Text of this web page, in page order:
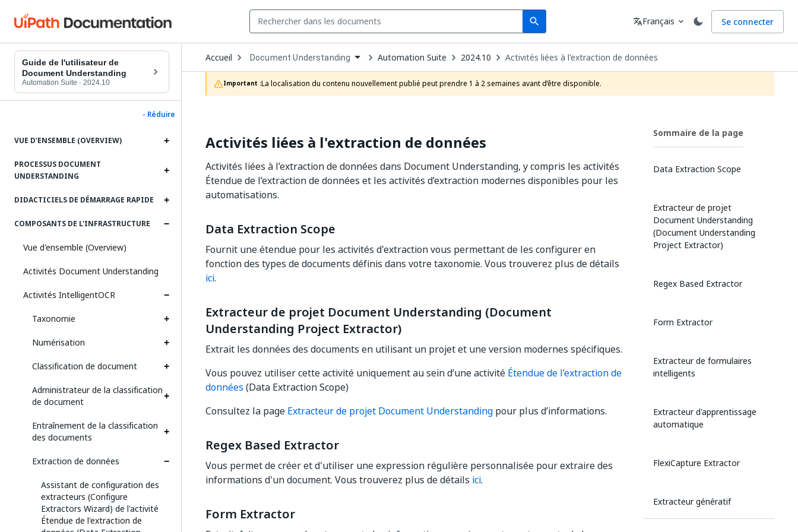
search
Search Langue
translateFrançais expand_more Se connecter
Guide de l'utilisateur de
Document Understanding
Automation Suite · 2024.10
- Réduire
VUE D'ENSEMBLE (OVERVIEW)
PROCESSUS DOCUMENT
UNDERSTANDING
DIDACTICIELS DE DÉMARRAGE RAPIDE
COMPOSANTS DE L'INFRASTRUCTURE
Vue d'ensemble (Overview)
Activités Document Understanding
Activités IntelligentOCR
Taxonomie
Numérisation
Classification de document
Administrateur de la classification
de document
Entraînement de la classification
des documents
Extraction de données
Assistant de configuration des
extracteurs (Configure
Extractors Wizard) de l'activité
Étendue de l'extraction de
Accueil Open
Dropdown
to
choose
product
Document Understanding Automation Suite 2024.10 Activités liées à l'extraction de données
Important :La localisation du contenu nouvellement publié peut prendre 1 à 2 semaines avant d’être disponible.
Activités liées à l'extraction de données
Activités liées à l’extraction de données dans Document Understanding, y compris les activités
Étendue de l’extraction de données et les activités d’extraction modernes disponibles pour les
automatisations.
Data Extraction Scope
Fournit une étendue pour les activités d'extraction vous permettant de les configurer en
fonction des types de documents définis dans votre taxonomie. Vous trouverez plus de détails
ici.
Extracteur de projet Document Understanding (Document
Understanding Project Extractor)
Extrait les données des documents en utilisant un projet et une version modernes spécifiques.
Vous pouvez utiliser cette activité uniquement au sein d’une activité Étendue de l’extraction de
données (Data Extraction Scope)
Consultez la page Extracteur de projet Document Understanding pour plus d’informations.
Regex Based Extractor
Vous permet de créer et d'utiliser une expression régulière personnalisée pour extraire des
informations d'un document. Vous trouverez plus de détails ici.
Form Extractor
Sommaire de la page
Data Extraction Scope
Extracteur de projet
Document Understanding
(Document Understanding
Project Extractor)
Regex Based Extractor
Form Extractor
Extracteur de formulaires
intelligents
Extracteur d'apprentissage
automatique
FlexiCapture Extractor
Extracteur génératif